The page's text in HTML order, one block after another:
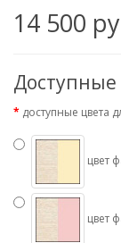
14 500
доступные цвета
цвет
цвет